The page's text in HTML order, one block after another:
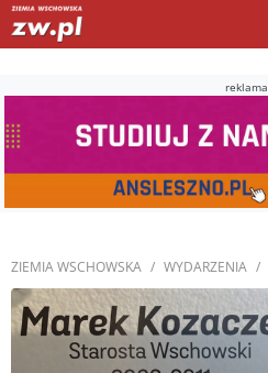
reklama
ZIEMIA WSCHOWSKA WYDARZENIA